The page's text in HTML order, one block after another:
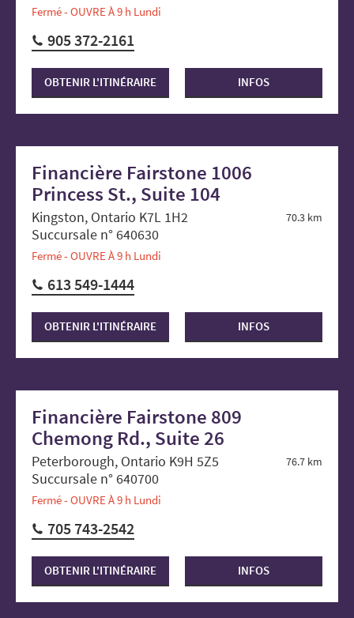
Fermé - OUVRE À 9 h Lundi
905 372-2161
OBTENIR L'ITINÉRAIRE INFOS
Financière Fairstone 1006
Princess St., Suite 104
70.3 km
Kingston, Ontario K7L 1H2
Succursale n° 640630
Fermé - OUVRE À 9 h Lundi
613 549-1444
OBTENIR L'ITINÉRAIRE INFOS
Financière Fairstone 809
Chemong Rd., Suite 26
76.7 km
Peterborough, Ontario K9H 5Z5
Succursale n° 640700
Fermé - OUVRE À 9 h Lundi
705 743-2542
OBTENIR L'ITINÉRAIRE INFOS